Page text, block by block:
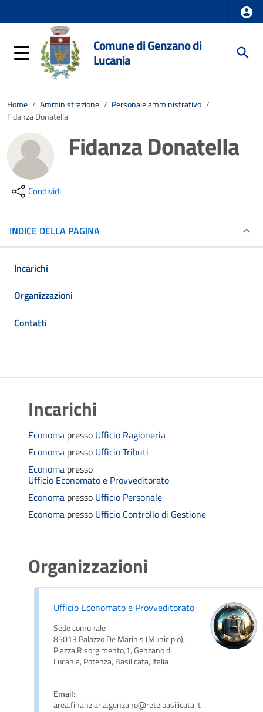
Comune di Genzano di
Lucania
Home / Amministrazione / Personale amministrativo /
Fidanza Donatella
Fidanza Donatella
Condividi
INDICE DELLA PAGINA
Incarichi
Organizzazioni
Contatti
Incarichi
Economa presso Ufficio Ragioneria
Economa presso Ufficio Tributi
Economa presso
Ufficio Economato e Provveditorato
Economa presso Ufficio Personale
Economa presso Ufficio Controllo di Gestione
Organizzazioni
Ufficio Economato e Provveditorato
Sede comunale
85013 Palazzo De Marinis (Municipio),
Piazza Risorgimento,1, Genzano di
Lucania, Potenza, Basilicata, Italia
Email:
area.finanziaria.genzano@rete.basilicata.it